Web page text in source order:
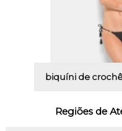
biquíni de
Regiões de